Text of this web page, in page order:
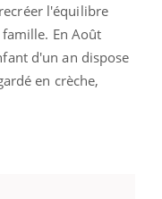
l'équilibre
En Août
d'un an dispose
en crèche,